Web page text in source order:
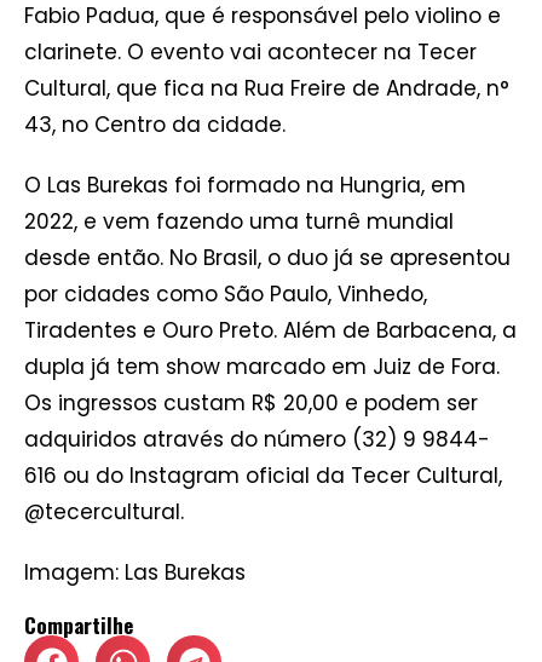
Fabio Padua, que é responsável pelo violino e
clarinete. O evento vai acontecer na Tecer
Cultural, que fica na Rua Freire de Andrade, n°
43, no Centro da cidade.
O Las Burekas foi formado na Hungria, em
2022, e vem fazendo uma turnê mundial
desde então. No Brasil, o duo já se apresentou
por cidades como São Paulo, Vinhedo,
Tiradentes e Ouro Preto. Além de Barbacena, a
dupla já tem show marcado em Juiz de Fora.
Os ingressos custam R$ 20,00 e podem ser
adquiridos através do número (32) 9 9844-
616 ou do Instagram oficial da Tecer Cultural,
@tecercultural.
Imagem: Las Burekas
Compartilhe